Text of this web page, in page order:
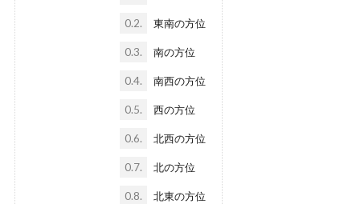
0.2. 東南の方位
0.3. 南の方位
0.4. 南西の方位
0.5. 西の方位
0.6. 北西の方位
0.7. 北の方位
0.8. 北東の方位